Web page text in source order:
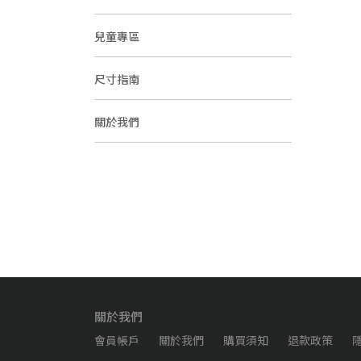
兒童專區
尺寸指南
關於我們
關於我們
會員帳戶 關於我們 購買須知 退款政策